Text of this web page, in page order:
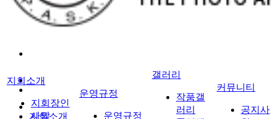
지회소개
지회소개
지회장인
사말
운영규정
운영규정
갤러리
작품갤
러리
커뮤니티
공지사